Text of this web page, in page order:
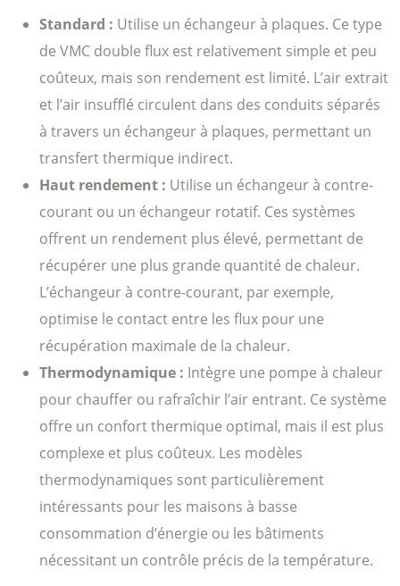
Standard : Utilise un échangeur à plaques. Ce type
de VMC double flux est relativement simple et peu
coûteux, mais son rendement est limité. L’air extrait
et l’air insufflé circulent dans des conduits séparés
à travers un échangeur à plaques, permettant un
transfert thermique indirect.
Haut rendement : Utilise un échangeur à contre-
courant ou un échangeur rotatif. Ces systèmes
offrent un rendement plus élevé, permettant de
récupérer une plus grande quantité de chaleur.
L’échangeur à contre-courant, par exemple,
optimise le contact entre les flux pour une
récupération maximale de la chaleur.
Thermodynamique : Intègre une pompe à chaleur
pour chauffer ou rafraîchir l’air entrant. Ce système
offre un confort thermique optimal, mais il est plus
complexe et plus coûteux. Les modèles
thermodynamiques sont particulièrement
intéressants pour les maisons à basse
consommation d’énergie ou les bâtiments
nécessitant un contrôle précis de la température.